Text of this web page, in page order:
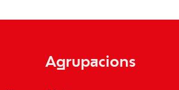
Agrupacions